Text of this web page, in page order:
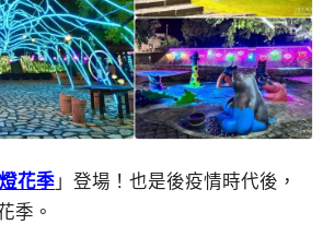
花季」登場！也是後疫情時代後，
季。